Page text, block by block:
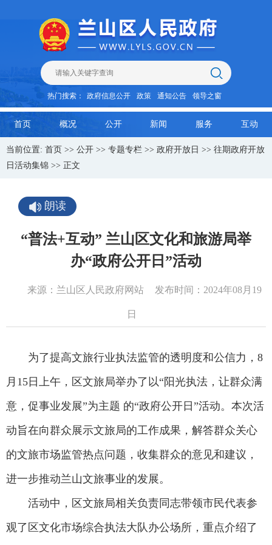
热门搜索： 政府信息公开 政策 通知公告 领导之窗
首页 概况 公开 新闻 服务 互动
当前位置: 首页 >> 公开 >> 专题专栏 >> 政府开放日 >> 往期政府开放
日活动集锦 >> 正文
朗读
“普法+互动” 兰山区文化和旅游局举
办“政府公开日”活动
来源：兰山区人民政府网站 发布时间：2024年08月19
日
为了提高文旅行业执法监管的透明度和公信力，8
月15日上午，区文旅局举办了以“阳光执法，让群众满
意，促事业发展”为主题 的“政府公开日”活动。本次活
动旨在向群众展示文旅局的工作成果，解答群众关心
的文旅市场监管热点问题，收集群众的意见和建议，
进一步推动兰山文旅事业的发展。
活动中，区文旅局相关负责同志带领市民代表参
观了区文化市场综合执法大队办公场所，重点介绍了